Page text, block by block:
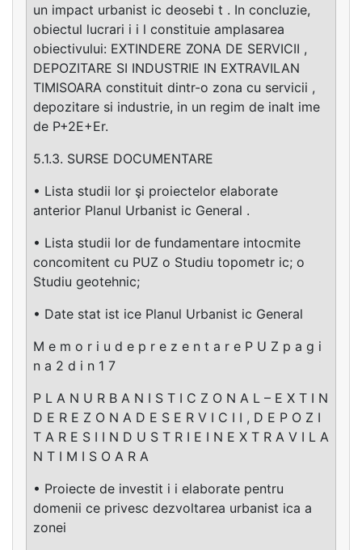
un impact urbanist ic deosebi t . In concluzie,
obiectul lucrari i i l constituie amplasarea
obiectivului: EXTINDERE ZONA DE SERVICII ,
DEPOZITARE SI INDUSTRIE IN EXTRAVILAN
TIMISOARA constituit dintr-o zona cu servicii ,
depozitare si industrie, in un regim de inalt ime
de P+2E+Er.
5.1.3. SURSE DOCUMENTARE
• Lista studii lor şi proiectelor elaborate
anterior Planul Urbanist ic General .
• Lista studii lor de fundamentare intocmite
concomitent cu PUZ o Studiu topometr ic; o
Studiu geotehnic;
• Date stat ist ice Planul Urbanist ic General
M e m o r i u d e p r e z e n t a r e P U Z p a g i
n a 2 d i n 1 7
P L A N U R B A N I S T I C Z O N A L – E X T I N
D E R E Z O N A D E S E R V I C I I , D E P O Z I
T A R E S I I N D U S T R I E I N E X T R A V I L A
N T I M I S O A R A
• Proiecte de investit i i elaborate pentru
domenii ce privesc dezvoltarea urbanist ica a
zonei